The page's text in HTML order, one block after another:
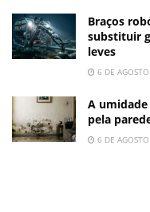
Braços
substituir
leves
6 DE
A
pela
6 DE